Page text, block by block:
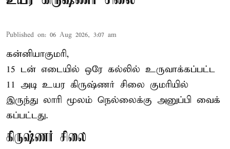
Published on: 06 Aug 2026, 3:07 am
கன்னியாகுமரி,
15 டன் எடையில் ஒரே கல்லில் உருவாக்கப்பட்ட
11 அடி உயர கிருஷ்ணர் சிலை குமரியில்
இருந்து லாரி மூலம் நெல்லைக்கு அனுப்பி வைக்
கப்பட்டது.
கிருஷ்ணர் சிலை